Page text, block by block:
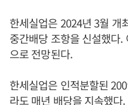
한세실업은 2024년 3월 개
중간배당 조항을 신설했다
으로 전망된다.
한세실업은 인적분할된
라도 매년 배당을 지속했다.